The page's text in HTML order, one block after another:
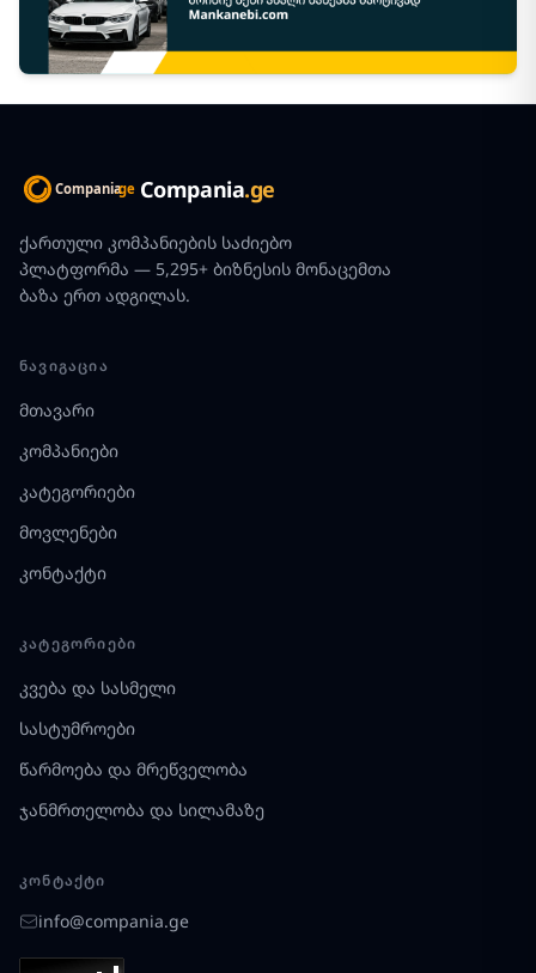
Compania.ge
ქართული კომპანიების საძიებო
პლატფორმა — 5,295+ ბიზნესის მონაცემთა
ბაზა ერთ ადგილას.
ᲜᲐᲕᲘᲒᲐᲪᲘᲐ
მთავარი
კომპანიები
კატეგორიები
მოვლენები
კონტაქტი
ᲙᲐᲢᲔᲒᲝᲠᲘᲔᲑᲘ
კვება და სასმელი
სასტუმროები
წარმოება და მრეწველობა
ჯანმრთელობა და სილამაზე
ᲙᲝᲜᲢᲐᲥᲢᲘ
info@compania.ge